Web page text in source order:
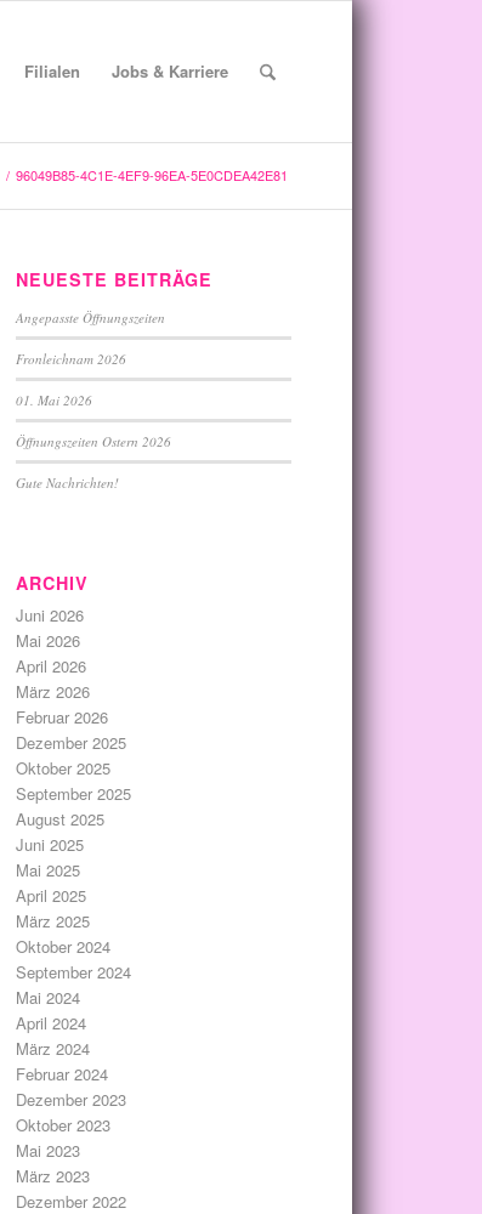
Filialen Jobs & Karriere
/ 96049B85-4C1E-4EF9-96EA-5E0CDEA42E81
NEUESTE BEITRÄGE
Angepasste Öffnungszeiten
Fronleichnam 2026
01. Mai 2026
Öffnungszeiten Ostern 2026
Gute Nachrichten!
ARCHIV
Juni 2026
Mai 2026
April 2026
März 2026
Februar 2026
Dezember 2025
Oktober 2025
September 2025
August 2025
Juni 2025
Mai 2025
April 2025
März 2025
Oktober 2024
September 2024
Mai 2024
April 2024
März 2024
Februar 2024
Dezember 2023
Oktober 2023
Mai 2023
März 2023
Dezember 2022